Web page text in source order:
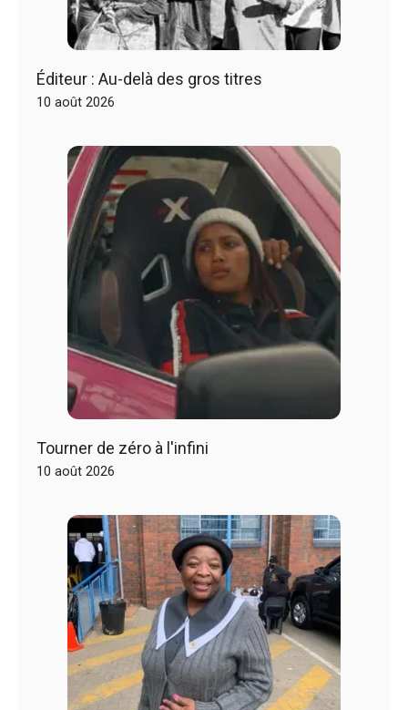
Éditeur : Au-delà des gros titres
10 août 2026
Tourner de zéro à l'infini
10 août 2026